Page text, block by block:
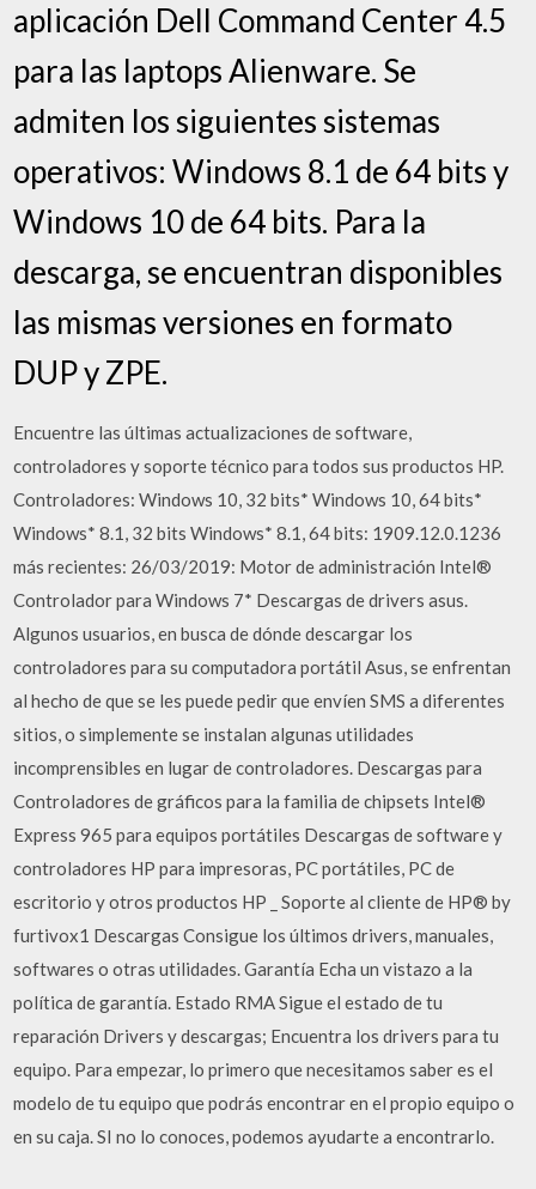
aplicación Dell Command Center 4.5
para las laptops Alienware. Se
admiten los siguientes sistemas
operativos: Windows 8.1 de 64 bits y
Windows 10 de 64 bits. Para la
descarga, se encuentran disponibles
las mismas versiones en formato
DUP y ZPE.
Encuentre las últimas actualizaciones de software,
controladores y soporte técnico para todos sus productos HP.
Controladores: Windows 10, 32 bits* Windows 10, 64 bits*
Windows* 8.1, 32 bits Windows* 8.1, 64 bits: 1909.12.0.1236
más recientes: 26/03/2019: Motor de administración Intel®
Controlador para Windows 7* Descargas de drivers asus.
Algunos usuarios, en busca de dónde descargar los
controladores para su computadora portátil Asus, se enfrentan
al hecho de que se les puede pedir que envíen SMS a diferentes
sitios, o simplemente se instalan algunas utilidades
incomprensibles en lugar de controladores. Descargas para
Controladores de gráficos para la familia de chipsets Intel®
Express 965 para equipos portátiles Descargas de software y
controladores HP para impresoras, PC portátiles, PC de
escritorio y otros productos HP _ Soporte al cliente de HP® by
furtivox1 Descargas Consigue los últimos drivers, manuales,
softwares o otras utilidades. Garantía Echa un vistazo a la
política de garantía. Estado RMA Sigue el estado de tu
reparación Drivers y descargas; Encuentra los drivers para tu
equipo. Para empezar, lo primero que necesitamos saber es el
modelo de tu equipo que podrás encontrar en el propio equipo o
en su caja. SI no lo conoces, podemos ayudarte a encontrarlo.